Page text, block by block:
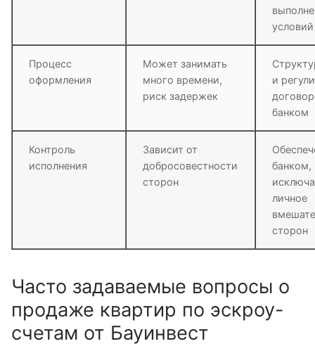
условий
Процесс
оформления
Может занимать
много времени,
риск задержек
и
банком
Контроль
исполнения
Зависит от
добросовестности
сторон
банком,
личное
сторон
Часто задаваемые вопросы о
продаже квартир по эскроу-
счетам от Бауинвест